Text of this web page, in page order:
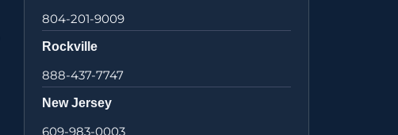
804-201-9009
Rockville
888-437-7747
New Jersey
609-983-0003